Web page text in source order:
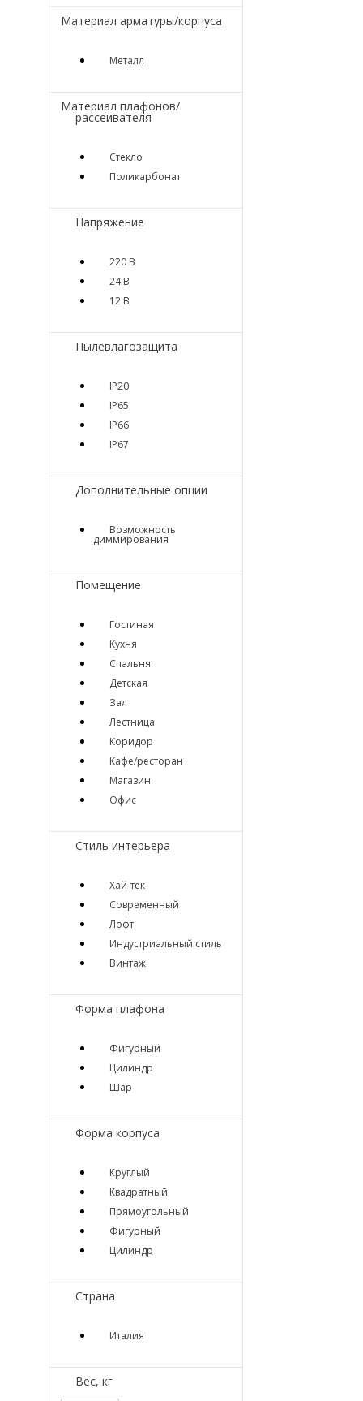
Материал арматуры/корпуса
Металл
Материал плафонов/
рассеивателя
Стекло
Поликарбонат
Напряжение
220 В
24 В
12 В
Пылевлагозащита
IP20
IP65
IP66
IP67
Дополнительные опции
Возможность
диммирования
Помещение
Гостиная
Кухня
Спальня
Детская
Зал
Лестница
Коридор
Кафе/ресторан
Магазин
Офис
Стиль интерьера
Хай-тек
Современный
Лофт
Индустриальный стиль
Винтаж
Форма плафона
Фигурный
Цилиндр
Шар
Форма корпуса
Круглый
Квадратный
Прямоугольный
Фигурный
Цилиндр
Страна
Италия
Вес, кг